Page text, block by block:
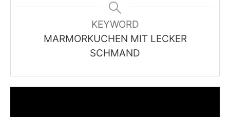
KEYWORD
MARMORKUCHEN MIT LECKER
SCHMAND